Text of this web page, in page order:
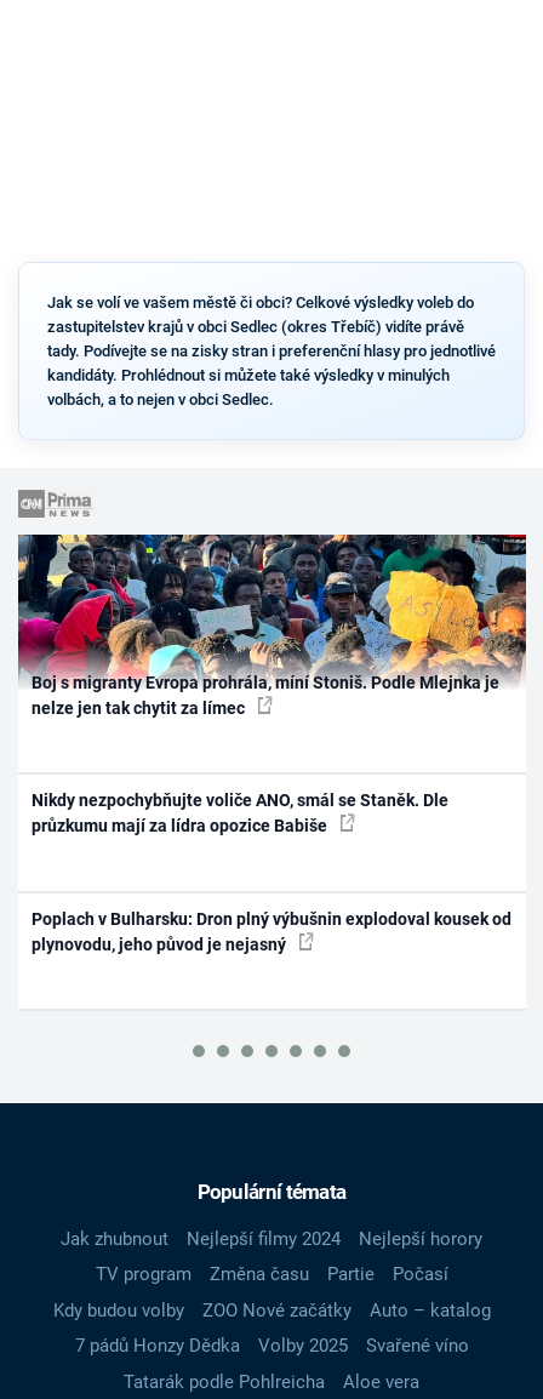
Jak se volí ve vašem městě či obci? Celkové výsledky voleb do
zastupitelstev krajů v obci Sedlec (okres Třebíč) vidíte právě
tady. Podívejte se na zisky stran i preferenční hlasy pro jednotlivé
kandidáty. Prohlédnout si můžete také výsledky v minulých
volbách, a to nejen v obci Sedlec.
Boj s migranty Evropa prohrála, míní Stoniš. Podle Mlejnka je
nelze jen tak chytit za límec
Nikdy nezpochybňujte voliče ANO, smál se Staněk. Dle
průzkumu mají za lídra opozice Babiše
Poplach v Bulharsku: Dron plný výbušnin explodoval kousek od
plynovodu, jeho původ je nejasný
Populární témata
Jak zhubnout Nejlepší filmy 2024
Nejlepší horory
TV program
Změna času Partie
Počasí
Kdy budou volby
ZOO Nové začátky
Auto – katalog
7 pádů Honzy Dědka
Volby 2025
Svařené víno
Tatarák podle Pohlreicha
Aloe vera